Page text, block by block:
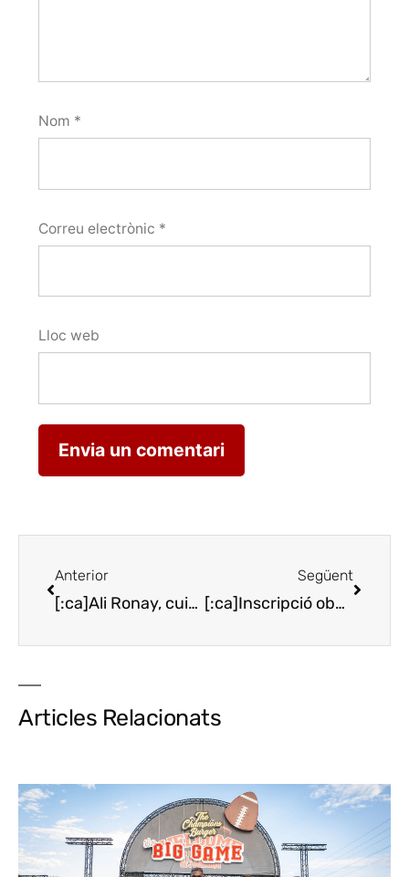
Nom *
Correu electrònic *
Lloc web
Anterior
[:ca]Ali Ronay, cuina internacional amb producte local[:es]Ali Ronay, cocina internacional con producto local[:en]Ali Ronay, international cuisine with local products[:]
Següent
[:ca]Inscripció oberta al Joves Cuiners Àngel Moncusi’16[:es]Inscripción abierta al Joves Cuiners Àngel Moncusí ’16[:en]Open registration to the Àngel Moncusí young chefs contest [:]
Articles Relacionats